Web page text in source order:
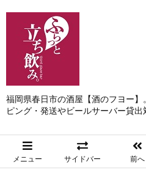
福岡県春日市の酒屋【酒のフヨー
ピング・発送やビールサーバー貸出
メニュー サイドバー 前へ